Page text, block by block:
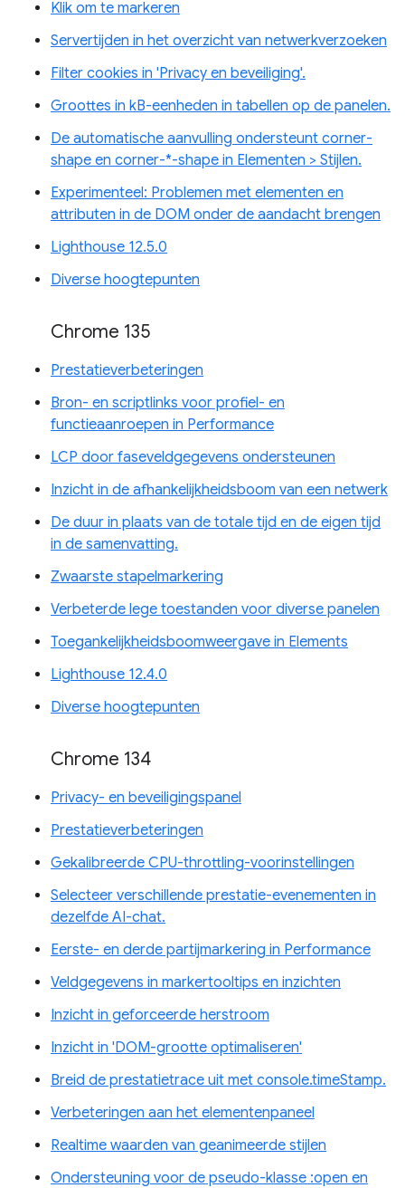
Klik om te markeren
Servertijden in het overzicht van netwerkverzoeken
Filter cookies in 'Privacy en beveiliging'.
Groottes in kB-eenheden in tabellen op de panelen.
De automatische aanvulling ondersteunt corner-
shape en corner-*-shape in Elementen > Stijlen.
Experimenteel: Problemen met elementen en
attributen in de DOM onder de aandacht brengen
Lighthouse 12.5.0
Diverse hoogtepunten
Chrome 135
Prestatieverbeteringen
Bron- en scriptlinks voor profiel- en
functieaanroepen in Performance
LCP door faseveldgegevens ondersteunen
Inzicht in de afhankelijkheidsboom van een netwerk
De duur in plaats van de totale tijd en de eigen tijd
in de samenvatting.
Zwaarste stapelmarkering
Verbeterde lege toestanden voor diverse panelen
Toegankelijkheidsboomweergave in Elements
Lighthouse 12.4.0
Diverse hoogtepunten
Chrome 134
Privacy- en beveiligingspanel
Prestatieverbeteringen
Gekalibreerde CPU-throttling-voorinstellingen
Selecteer verschillende prestatie-evenementen in
dezelfde AI-chat.
Eerste- en derde partijmarkering in Performance
Veldgegevens in markertooltips en inzichten
Inzicht in geforceerde herstroom
Inzicht in 'DOM-grootte optimaliseren'
Breid de prestatietrace uit met console.timeStamp.
Verbeteringen aan het elementenpaneel
Realtime waarden van geanimeerde stijlen
Ondersteuning voor de pseudo-klasse :open en